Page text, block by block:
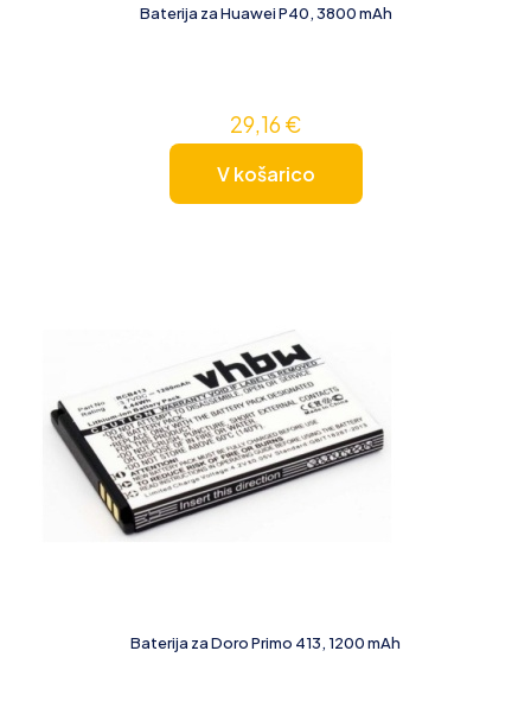
Baterija za Huawei P40, 3800 mAh
29,16€
V košarico
Baterija za Doro Primo 413, 1200 mAh